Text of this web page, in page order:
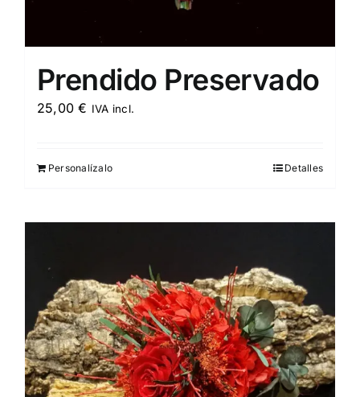
Prendido Preservado
25,00€ IVA incl.
Personalízalo Detalles